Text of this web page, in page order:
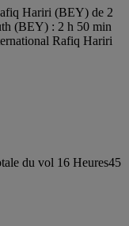
Hariri (BEY) de 2
(BEY) : 2 h 50 min
Rafiq Hariri
du vol 16 Heures45